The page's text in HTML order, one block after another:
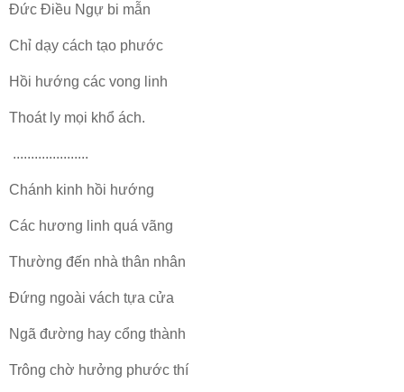
Ðức Ðiều Ngự bi mẫn
Chỉ dạy cách tạo phước
Hồi hướng các vong linh
Thoát ly mọi khổ ách.
.....................
Chánh kinh hồi hướng
Các hương linh quá vãng
Thường đến nhà thân nhân
Ðứng ngoài vách tựa cửa
Ngã đường hay cổng thành
Trông chờ hưởng phước thí